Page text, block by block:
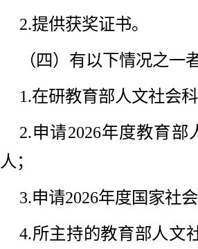
2.提供获奖证书。
（四）有以下情况之一
1.在研教育部人文社会
2.申请2026年度教育
人；
3.申请2026年度国家社
4.所主持的教育部人文